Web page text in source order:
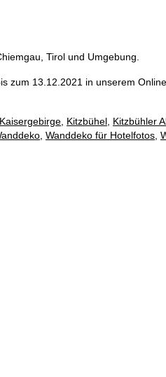
Tirol und Umgebung.
13.12.2021 in unserem
Kaisergebirge, Kitzbühel, Kitzbühler
, Wanddeko für Hotelfotos,